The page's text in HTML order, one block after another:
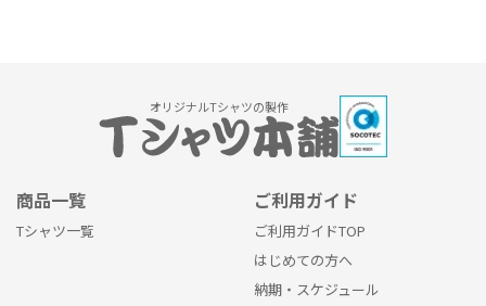
オリジナルTシャツの製作
商品一覧
Tシャツ一覧
ご利用ガイド
ご利用ガイドTOP
はじめての方へ
納期・スケジュール